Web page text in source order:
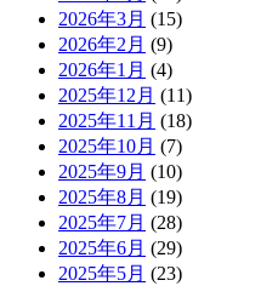
2026年3月 (15)
2026年2月 (9)
2026年1月 (4)
2025年12月 (11)
2025年11月 (18)
2025年10月 (7)
2025年9月 (10)
2025年8月 (19)
2025年7月 (28)
2025年6月 (29)
2025年5月 (23)